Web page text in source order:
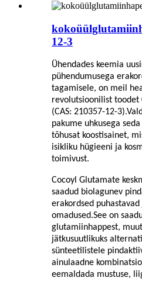
12-3
Ühendades keemia
pühendumusega
tagamisele, on meil
revolutsioonilist toodet
(CAS: 210357-12-
pakume uhkusega
tõhusat koostisainet,
isikliku hügieeni ja
toimivust.
Cocoyl Glutamate
saadud biolagunev
erakordsed
omadused.See on
glutamiinhappest,
jätkusuutlikuks
sünteetilistele
ainulaadne
eemaldada mustuse,